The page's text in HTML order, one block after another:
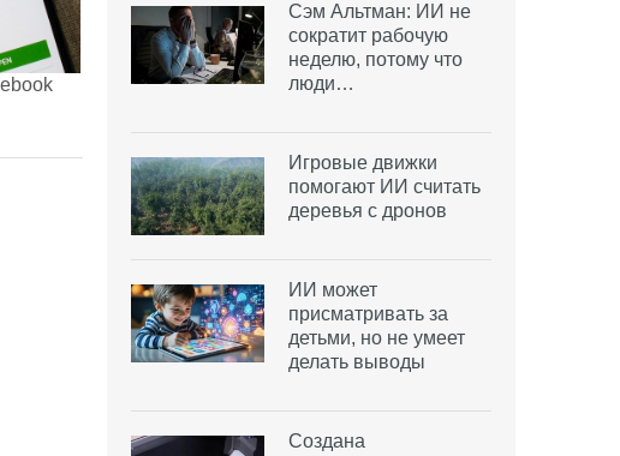
Сэм Альтман: ИИ не
сократит рабочую
неделю, потому что
люди…
Игровые движки
помогают ИИ считать
деревья с дронов
ИИ может
присматривать за
детьми, но не умеет
делать выводы
Создана